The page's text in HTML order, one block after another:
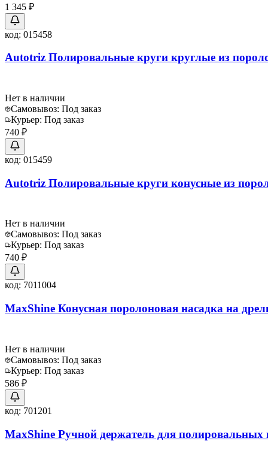
1 345 ₽
код: 015458
Autotriz Полировальные круги круглые из
Нет в наличии
Самовывоз: Под заказ
Курьер: Под заказ
740 ₽
код: 015459
Autotriz Полировальные круги конусные из
Нет в наличии
Самовывоз: Под заказ
Курьер: Под заказ
740 ₽
код: 7011004
MaxShine Конусная поролоновая насадка на
Нет в наличии
Самовывоз: Под заказ
Курьер: Под заказ
586 ₽
код: 701201
MaxShine Ручной держатель для полировальных